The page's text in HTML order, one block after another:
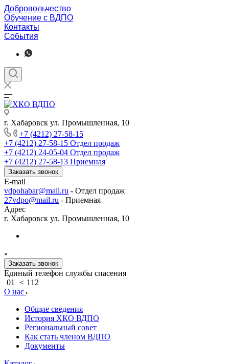
Добровольчество
Обучение с ВДПО
Контакты
События
г. Хабаровск ул. Промышленная, 10
+7 (4212) 27-58-15
+7 (4212) 27-58-15 Отдел продаж
+7 (4212) 24-05-04 Отдел продаж
+7 (4212) 27-58-13 Приемная
Заказать звонок
E-mail
vdpohabar@mail.ru - Отдел продаж
27vdpo@mail.ru - Приемная
Адрес
г. Хабаровск ул. Промышленная, 10
Заказать звонок
Единый телефон службы спасения
01
< 112
О нас
Общие сведения
История ХКО ВДПО
Региональный совет
Как стать членом ВДПО
Документы